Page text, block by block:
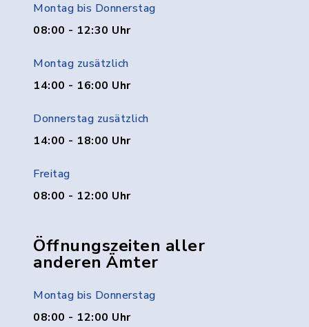
Montag bis Donnerstag
08:00 - 12:30 Uhr
Montag zusätzlich
14:00 - 16:00 Uhr
Donnerstag zusätzlich
14:00 - 18:00 Uhr
Freitag
08:00 - 12:00 Uhr
Öffnungszeiten aller
anderen Ämter
Montag bis Donnerstag
08:00 - 12:00 Uhr